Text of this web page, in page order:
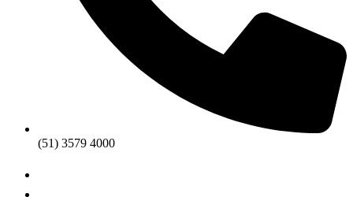
(51) 3579 4000